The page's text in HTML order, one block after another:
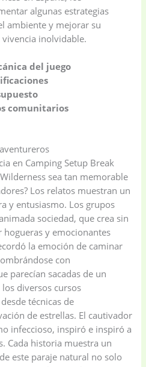
algunas estrategias
ambiente y mejorar su
inolvidable.
del juego
comunitarios
en Camping Setup Break
sea tan memorable
Los relatos muestran un
y entusiasmo. Los grupos
sociedad, que crea sin
y emocionantes
la emoción de caminar
con
parecían sacadas de un
diversos cursos
técnicas de
de estrellas. El cautivador
infeccioso, inspiró e inspiró a
Cada historia muestra un
este paraje natural no solo